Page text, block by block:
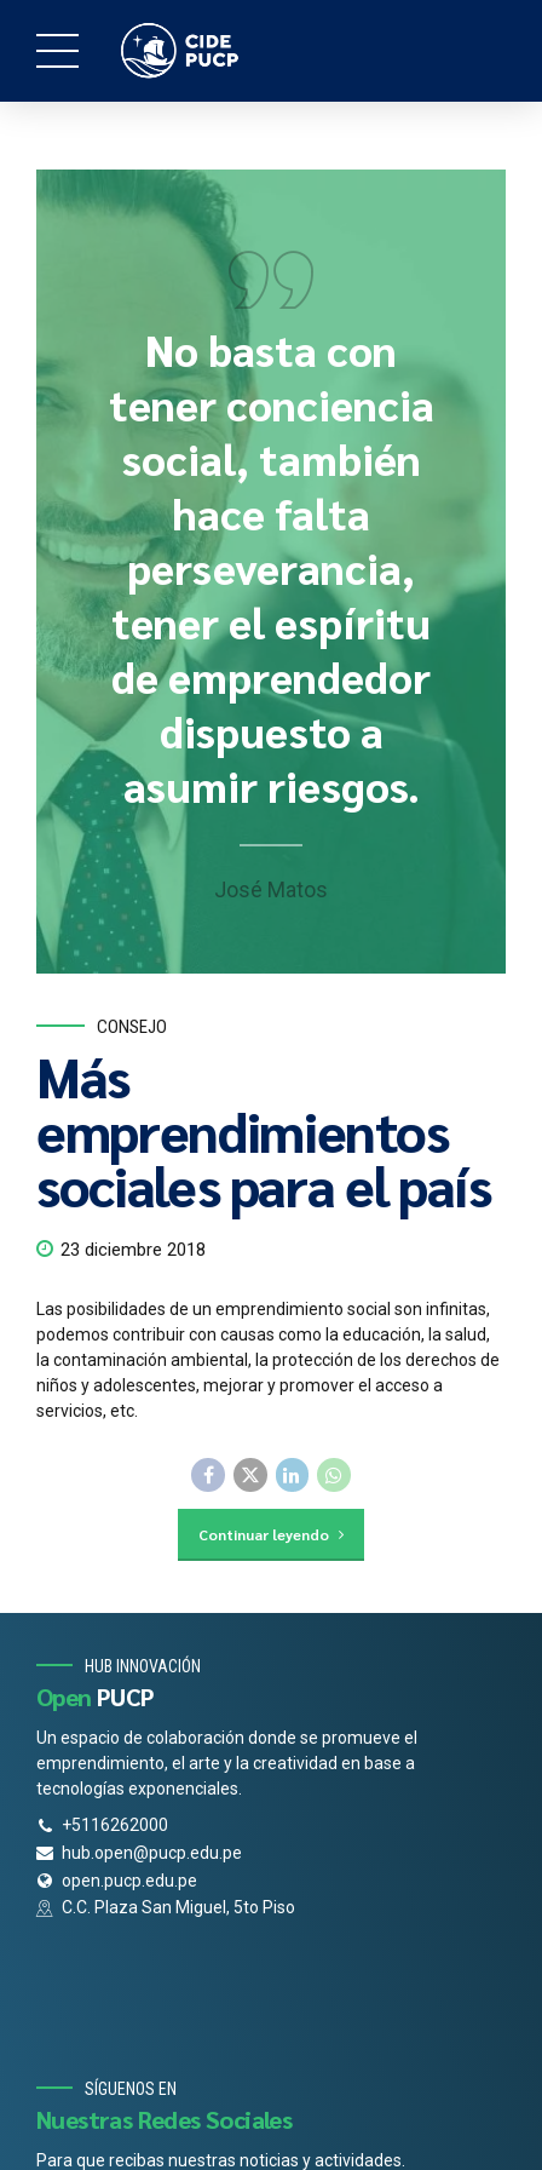
No basta con
tener conciencia
social, también
hace falta
perseverancia,
tener el espíritu
de emprendedor
dispuesto a
asumir riesgos.
José Matos
CONSEJO
Más
emprendimientos
sociales para el país
23 diciembre 2018
Las posibilidades de un emprendimiento social son infinitas,
podemos contribuir con causas como la educación, la salud,
la contaminación ambiental, la protección de los derechos de
niños y adolescentes, mejorar y promover el acceso a
servicios, etc.
Continuar leyendo
HUB INNOVACIÓN
Open PUCP
Un espacio de colaboración donde se promueve el
emprendimiento, el arte y la creatividad en base a
tecnologías exponenciales.
+5116262000
hub.open@pucp.edu.pe
open.pucp.edu.pe
C.C. Plaza San Miguel, 5to Piso
SÍGUENOS EN
Nuestras Redes Sociales
Para que recibas nuestras noticias y actividades.